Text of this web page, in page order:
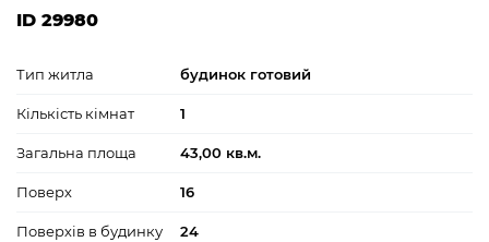
ID 29980
Тип житла будинок готовий
Кількість кімнат 1
Загальна площа 43,00 кв.м.
Поверх 16
Поверхів в будинку 24